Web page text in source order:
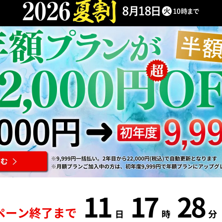
ーン終了まで 11 日 17 時 28 分